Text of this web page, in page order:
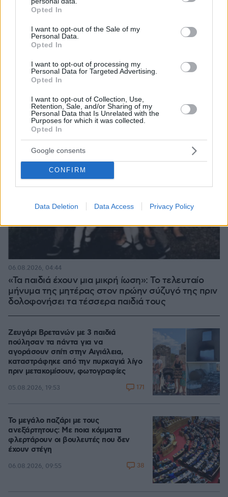
grant or deny consent to Google and its third-party tags to
use your data for below specified purposes in below Google
consent section.
Opted In
I want to opt-out of the Sale of my
Personal Data.
Opted In
I want to opt-out of processing my
Personal Data for Targeted Advertising.
Opted In
I want to opt-out of Collection, Use,
Retention, Sale, and/or Sharing of my
Personal Data that Is Unrelated with the
Purposes for which it was collected.
Opted In
Google consents
CONFIRM
Data Deletion Data Access Privacy Policy
Αιθιοπία έγινε viral, δείτε την εντυπωσιακή
«Τα παιδιά έχουν μια μικρή ίωση»: Το τελευταίο
μήνυμα της μητέρας στον πρώην σύζυγό της πριν
δολοφονήσει τα τέσσερα παιδιά τους
06.08.2026, 04:44
Ζευγάρι Βρετανών με 3 παιδιά
πούλησαν τα πάντα για να
αγοράσουν σπίτι στην Αιγιάλεια,
καταστράφηκε από την πυρκαγιά λίγο
πριν μετακομίσουν, φωτογραφίες
05.08.2026, 19:53 171
Το μεγάλο παζάρι με τους
ανεξάρτητους: Με ποια κόμματα
φλερτάρουν οι βουλευτές που δεν
έχουν στέγη
06.08.2026, 09:55 38